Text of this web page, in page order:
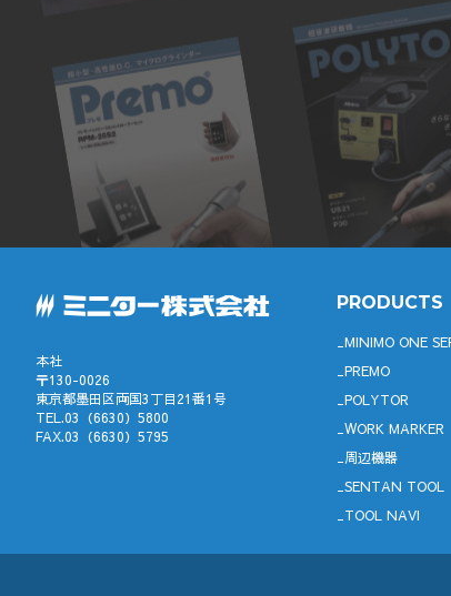
本社
〒130-0026
東京都墨田区両国3丁目21番1号
TEL.03（6630）5800
FAX.03（6630）5795
PRODUCTS
MINIMO ONE
PREMO
POLYTOR
WORK MARKER
周辺機器
SENTAN TOOL
TOOL NAVI